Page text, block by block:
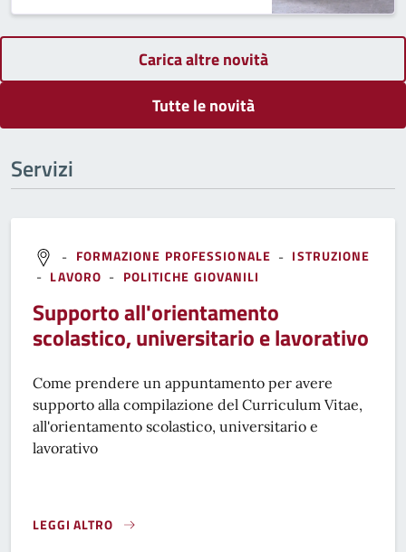
Carica altre novità
Tutte le novità
Servizi
- FORMAZIONE PROFESSIONALE - ISTRUZIONE
- LAVORO - POLITICHE GIOVANILI
Supporto all'orientamento
scolastico, universitario e lavorativo
Come prendere un appuntamento per avere
supporto alla compilazione del Curriculum Vitae,
all'orientamento scolastico, universitario e
lavorativo
LEGGI ALTRO
SUPPORTO ALL'ORIENTAMENTO SCOLASTICO,